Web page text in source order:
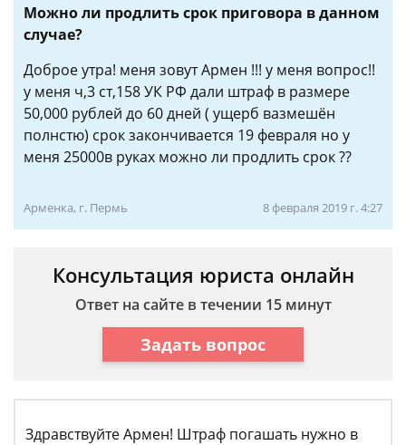
Можно ли продлить срок приговора в данном
случае?
Доброе утра! меня зовут Армен !!! у меня вопрос!!
у меня ч,3 ст,158 УК РФ дали штраф в размере
50,000 рублей до 60 дней ( ущерб вазмешён
полнстю) срок закончивается 19 февраля но у
меня 25000в руках можно ли продлить срок ??
Арменка, г. Пермь 8 февраля 2019 г. 4:27
Консультация юриста онлайн
Ответ на сайте в течении 15 минут
Задать вопрос
Здравствуйте Армен! Штраф погашать нужно в